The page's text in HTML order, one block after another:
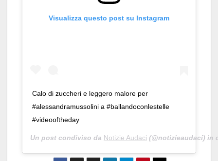
Visualizza questo post su Instagram
Calo di zuccheri e leggero malore per
#alessandramussolini a #ballandoconlestelle
#videooftheday
Un post condiviso da Notizie Audaci (@notizieaudaci) in